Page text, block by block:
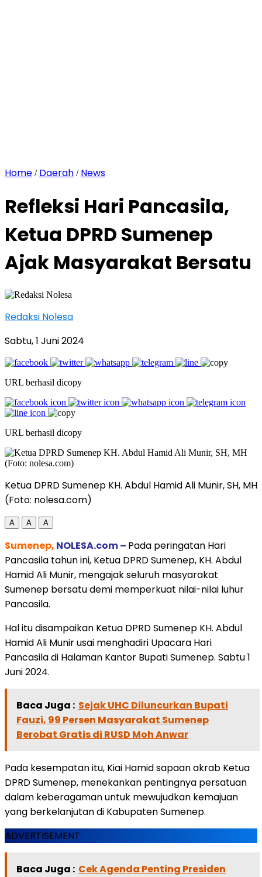
Home / Daerah / News
Refleksi Hari Pancasila,
Ketua DPRD Sumenep
Ajak Masyarakat Bersatu
Redaksi Nolesa
Sabtu, 1 Juni 2024
URL berhasil dicopy
URL berhasil dicopy
Ketua DPRD Sumenep KH. Abdul Hamid Ali Munir, SH, MH
(Foto: nolesa.com)
A A A
Sumenep, NOLESA.com – Pada peringatan Hari
Pancasila tahun ini, Ketua DPRD Sumenep, KH. Abdul
Hamid Ali Munir, mengajak seluruh masyarakat
Sumenep bersatu demi memperkuat nilai-nilai luhur
Pancasila.
Hal itu disampaikan Ketua DPRD Sumenep KH. Abdul
Hamid Ali Munir usai menghadiri Upacara Hari
Pancasila di Halaman Kantor Bupati Sumenep. Sabtu 1
Juni 2024.
Baca Juga : Sejak UHC Diluncurkan Bupati
Fauzi, 99 Persen Masyarakat Sumenep
Berobat Gratis di RUSD Moh Anwar
Pada kesempatan itu, Kiai Hamid sapaan akrab Ketua
DPRD Sumenep, menekankan pentingnya persatuan
dalam keberagaman untuk mewujudkan kemajuan
yang berkelanjutan di Kabupaten Sumenep.
ADVERTISEMENT
Baca Juga : Cek Agenda Penting Presiden